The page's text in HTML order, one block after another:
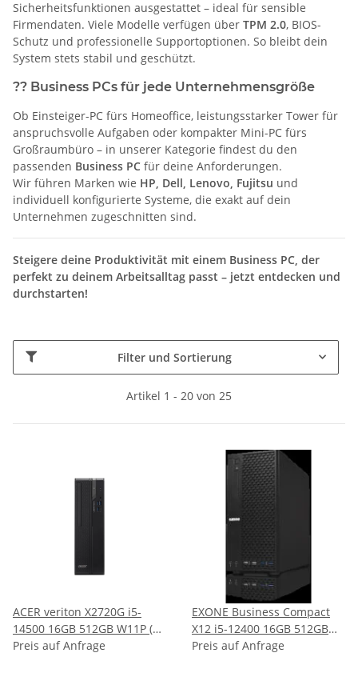
Sicherheitsfunktionen ausgestattet – ideal für sensible
Firmendaten. Viele Modelle verfügen über TPM 2.0, BIOS-
Schutz und professionelle Supportoptionen. So bleibt dein
System stets stabil und geschützt.
?? Business PCs für jede Unternehmensgröße
Ob Einsteiger-PC fürs Homeoffice, leistungsstarker Tower für
anspruchsvolle Aufgaben oder kompakter Mini-PC fürs
Großraumbüro – in unserer Kategorie findest du den
passenden Business PC für deine Anforderungen.
Wir führen Marken wie HP, Dell, Lenovo, Fujitsu und
individuell konfigurierte Systeme, die exakt auf dein
Unternehmen zugeschnitten sind.
Steigere deine Produktivität mit einem Business PC, der
perfekt zu deinem Arbeitsalltag passt – jetzt entdecken und
durchstarten!
Filter und Sortierung
Artikel 1 - 20 von 25
ACER veriton X2720G i5-
14500 16GB 512GB W11P (
DT.R1NEG.001 )
Preis auf Anfrage
EXONE Business Compact
X12 i5-12400 16GB 512GB
W11P ( 147130 )
Preis auf Anfrage